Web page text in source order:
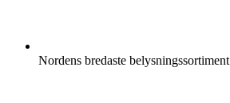
Nordens bredaste belysningssortiment